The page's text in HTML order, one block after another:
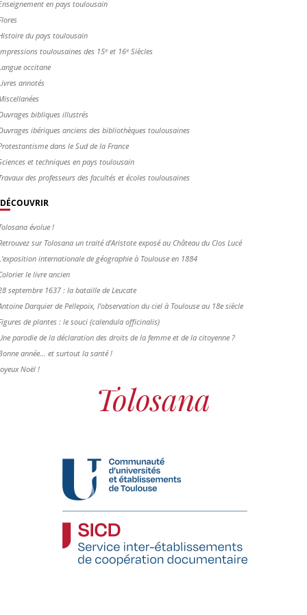
en pays toulousain
du pays toulousain
toulousaines des 15ᵉ et 16ᵉ Siècles
occitane
annotés
bibliques illustrés
ibériques anciens des bibliothèques toulousaines
dans le Sud de la France
et techniques en pays toulousain
des professeurs des facultés et écoles toulousaines
DÉCOUVRIR
évolue !
sur Tolosana un traité d'Aristote exposé au Château du Clos Lucé
internationale de géographie à Toulouse en 1884
le livre ancien
septembre 1637 : la bataille de Leucate
Darquier de Pellepoix, l’observation du ciel à Toulouse au 18e siècle
de plantes : le souci (calendula officinalis)
parodie de la déclaration des droits de la femme et de la citoyenne ?
année... et surtout la santé !
Noël !